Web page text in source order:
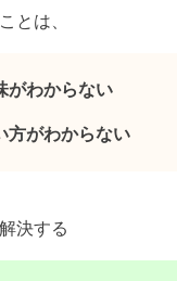
とは、
がわからない
方がわからない
決する